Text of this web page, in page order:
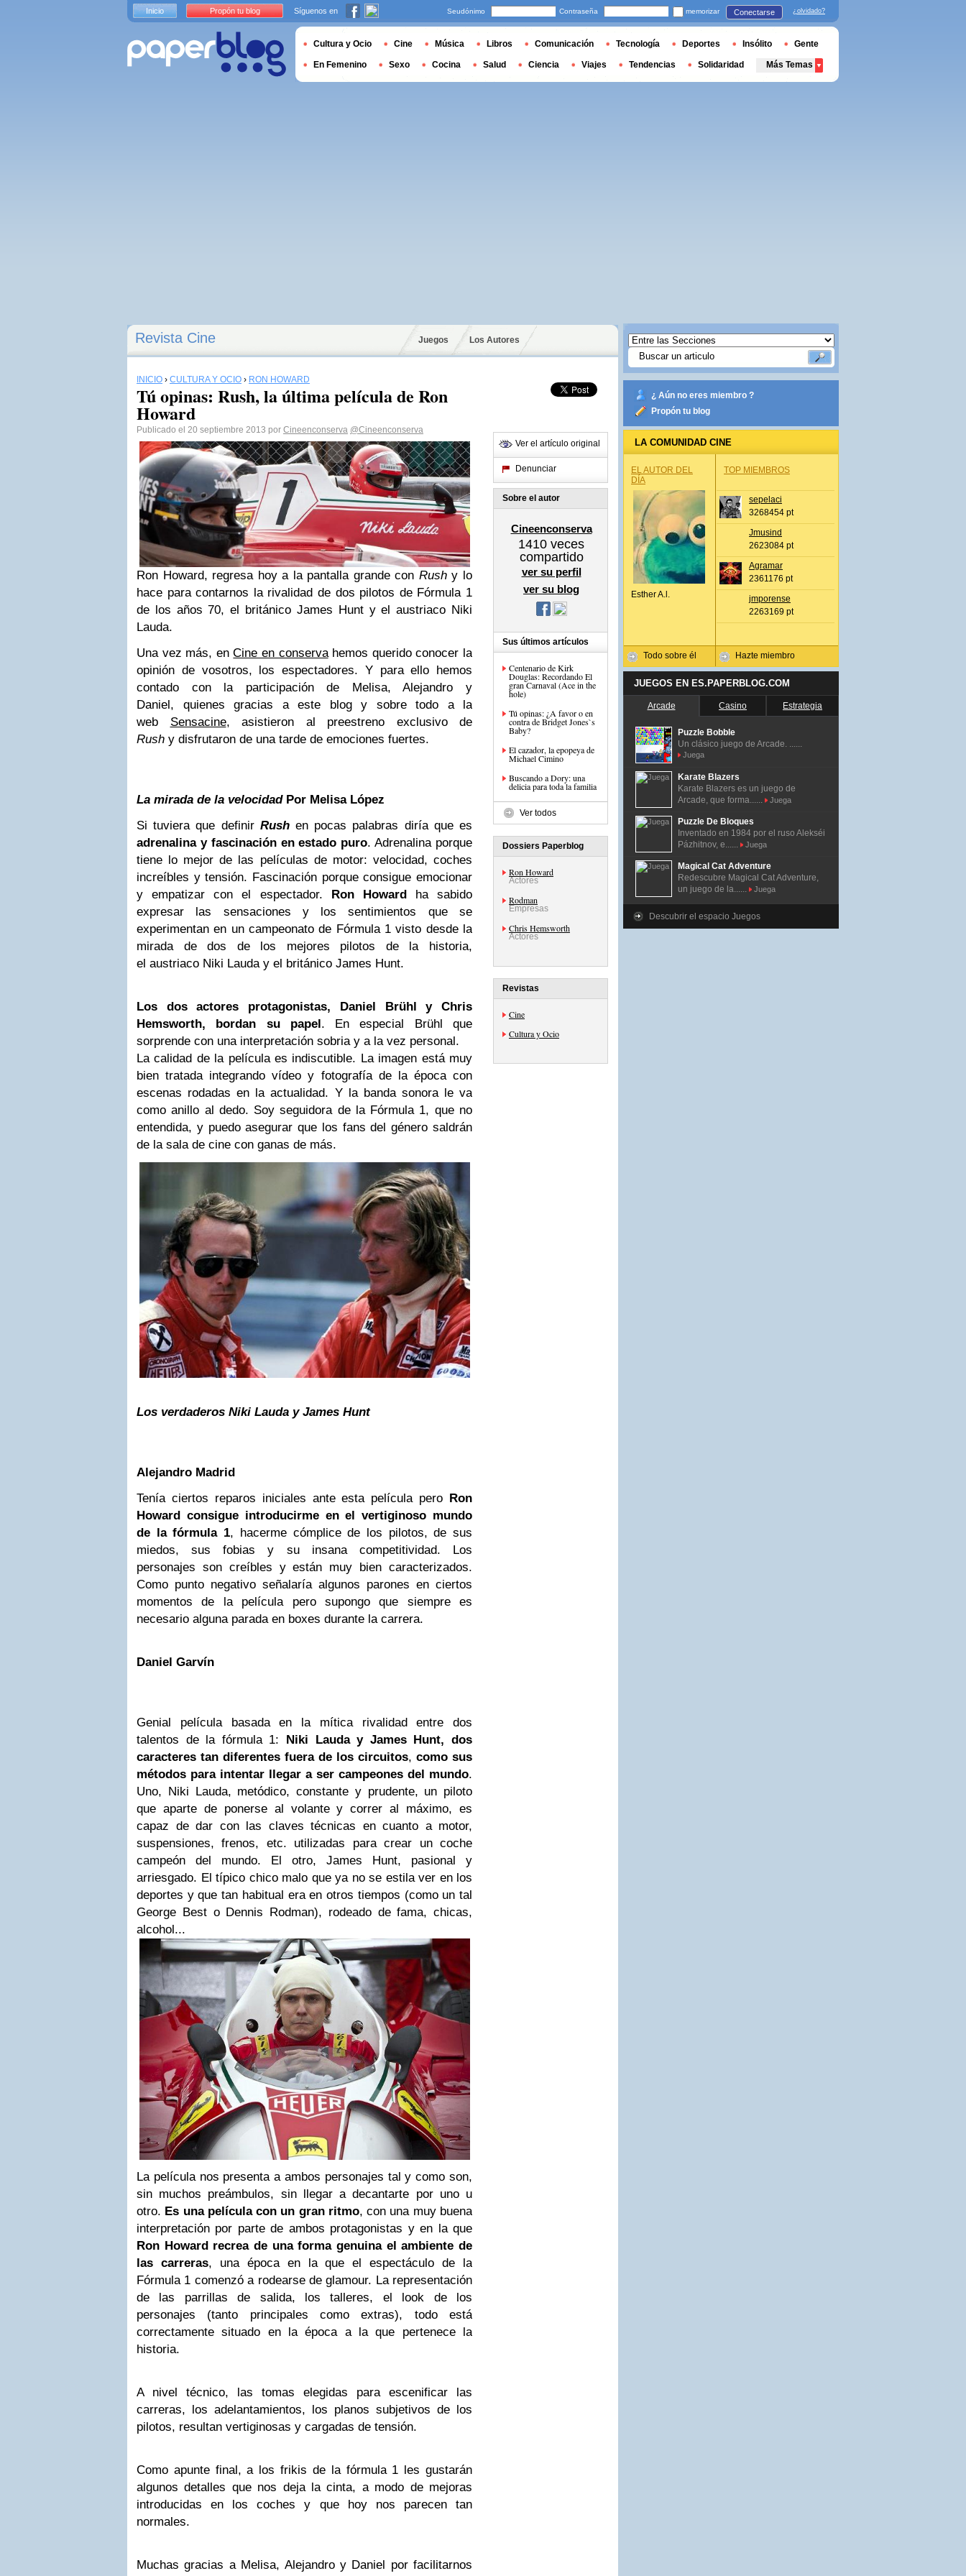
Revista Cine Juegos Los Autores
INICIO › CULTURA Y OCIO › RON HOWARD
Tú opinas: Rush, la última película de Ron
Howard
Publicado el 20 septiembre 2013 por Cineenconserva @Cineenconserva
Ron Howard, regresa hoy a la pantalla grande con Rushy lo
hace para contarnos la rivalidad de dos pilotos de Fórmula 1
de los años 70, el británico James Hunt y el austriaco Niki
Lauda.
Una vez más, enCine en conservahemos querido conocer la
opinión de vosotros, los espectadores. Y para ello hemos
contado con la participación de Melisa, Alejandro y
Daniel, quienes gracias a este blog y sobre todo a la
web Sensacine, asistieron al preestreno exclusivo de
Rush y disfrutaron de una tarde de emociones fuertes.
La mirada de la velocidad Por Melisa López
Si tuviera que definir Rushen pocas palabras diría que es
adrenalina y fascinación en estado puro. Adrenalina porque
tiene lo mejor de las películas de motor: velocidad, coches
increíbles y tensión. Fascinación porque consigue emocionar
y empatizar con el espectador. Ron Howardha sabido
expresar las sensaciones y los sentimientos que se
experimentan en un campeonato de Fórmula 1 visto desde la
mirada de dos de los mejores pilotos de la historia,
el austriaco Niki Lauda y el británico James Hunt.
Los dos actores protagonistas, Daniel Brühl y Chris
Hemsworth, bordan su papel. En especial Brühl que
sorprende con una interpretación sobria y a la vez personal.
La calidad de la película es indiscutible. La imagen está muy
bien tratada integrando vídeo y fotografía de la época con
escenas rodadas en la actualidad. Y la banda sonora le va
como anillo al dedo. Soy seguidora de la Fórmula 1, que no
entendida, y puedo asegurar que los fans del género saldrán
de la sala de cine con ganas de más.
Los verdaderos Niki Lauda y James Hunt
Alejandro Madrid
Tenía ciertos reparos iniciales ante esta película pero
Ron
Howard consigue introducirme en el vertiginoso mundo
de la fórmula 1, hacerme cómplice de los pilotos, de sus
miedos, sus fobias y su insana competitividad. Los
personajes son creíbles y están muy bien caracterizados.
Como punto negativo señalaría algunos parones en ciertos
momentos de la película pero supongo que siempre es
necesario alguna parada en boxes durante la carrera.
Daniel Garvín
Genial película basada en la mítica rivalidad entre dos
talentos de la fórmula 1:
Niki Lauda y James Hunt, dos
caracteres tan diferentes fuera de los circuitos, como sus
métodos para intentar llegar a ser campeones del mundo.
Uno, Niki Lauda, metódico, constante y prudente, un piloto
que aparte de ponerse al volante y correr al máximo, es
capaz de dar con las claves técnicas en cuanto a motor,
suspensiones, frenos, etc. utilizadas para crear un coche
campeón del mundo. El otro, James Hunt, pasional y
arriesgado. El típico chico malo que ya no se estila ver en los
deportes y que tan habitual era en otros tiempos (como un tal
George Best o Dennis Rodman), rodeado de fama, chicas,
alcohol...
La película nos presenta a ambos personajes tal y como son,
sin muchos preámbulos, sin llegar a decantarte por uno u
otro. Es una película con un gran ritmo, con una muy buena
interpretación por parte de ambos protagonistas y en la que
Ron Howard recrea de una forma genuina el ambiente de
las carreras, una época en la queel espectáculo de la
Fórmula 1 comenzó a rodearse de glamour. La representación
de las parrillas de salida, los talleres, el look de los
personajes (tanto principales como extras), todo está
correctamente situado en la época a la que pertenece la
historia.
A nivel técnico, las tomas elegidas para escenificar las
carreras, los adelantamientos, los planos subjetivos de los
pilotos, resultan vertiginosas y cargadas de tensión.
Como apunte final, a los frikis de la fórmula 1 les gustarán
algunos detalles que nos deja la cinta, a modo de mejoras
introducidas en los coches y que hoy nos parecen tan
normales.
Muchas gracias a Melisa, Alejandro y Daniel por facilitarnos
Ver el artículo original
Denunciar
Sobre el autor
Cineenconserva
1410 veces
compartido
ver su perfil
ver su blog
Sus últimos artículos
Centenario de Kirk
Douglas: Recordando El
gran Carnaval (Ace in the
hole)
Tú opinas: ¿A favor o en
contra de Bridget Jones`s
Baby?
El cazador, la epopeya de
Michael Cimino
Buscando a Dory: una
delicia para toda la familia
Ver todos
Dossiers Paperblog
Ron Howard
Actores
Rodman
Empresas
Chris Hemsworth
Actores
Revistas
Cine
Cultura y Ocio
¿ Aún no eres miembro ?
Propón tu blog
LA COMUNIDAD CINE
EL AUTOR DEL
DÍA
Esther A.l.
Todo sobre él
TOP MIEMBROS
sepelaci
3268454 pt
Jmusind
2623084 pt
Agramar
2361176 pt
jmporense
2263169 pt
Hazte miembro
JUEGOS EN ES.PAPERBLOG.COM
Arcade Casino Estrategia
Puzzle Bobble
Un clásico juego de Arcade. ......
Juega
Karate Blazers
Karate Blazers es un juego de
Arcade, que forma......
Juega
Puzzle De Bloques
Inventado en 1984 por el ruso Alekséi
Pázhitnov, e......
Juega
Magical Cat Adventure
Redescubre Magical Cat Adventure,
un juego de la......
Juega
Descubrir el espacio Juegos
Inicio Propón tu blog Síguenos en Seudónimo Contraseña memorizar Conectarse ¿olvidado?
Cultura y Ocio Cine Música Libros Comunicación Tecnología Deportes Insólito Gente
En Femenino Sexo Cocina Salud Ciencia Viajes Tendencias Solidaridad Más Temas